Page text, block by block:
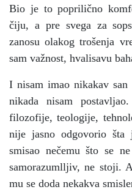
Bio je to poprilično
čiju, a pre svega za
zanosu olakog trošenja
sam važnost, hvalisavu
I nisam imao nikakav
nikada nisam
filozofije, teologije,
nije jasno odgovorio
smisao nečemu što se
samorazumlljiv, ne stoji.
mu se doda nekakva